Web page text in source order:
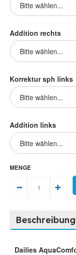
Addition rechts
Korrektur sph links
Addition links
MENGE
Beschreibung
Dailies